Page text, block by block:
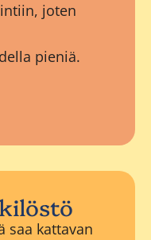
joten
pieniä.
saa kattavan